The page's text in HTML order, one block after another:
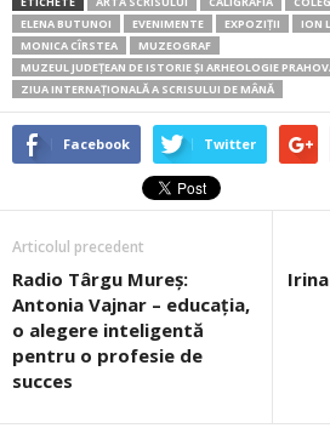
ELENA BUTUNOI
EVENIMENTE EXPOZIŢII
ION
MONICA CÎRSTEA
MUZEOGRAF
MUZEUL JUDEȚEAN DE ISTORIE ȘI ARHEOLOGIE
ZIUA INTERNAŢIONALĂ A SCRISULUI DE MÂNĂ
Facebook Twitter
Articolul precedent
Radio Târgu Mureș:
Antonia Vajnar – educația,
o alegere inteligentă
pentru o profesie de
succes